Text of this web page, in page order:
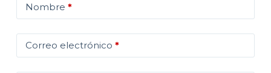
Nombre *
Correo electrónico *